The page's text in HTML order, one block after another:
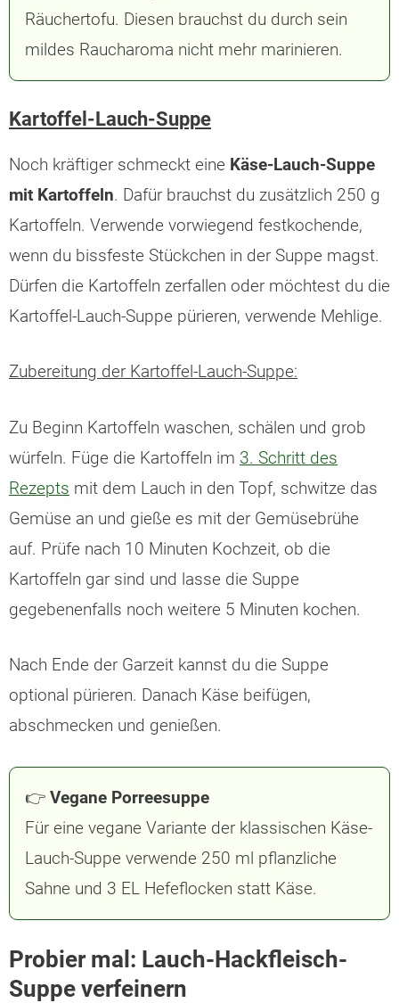
Räuchertofu. Diesen brauchst du durch sein
mildes Raucharoma nicht mehr marinieren.
Kartoffel-Lauch-Suppe
Noch kräftiger schmeckt eine Käse-Lauch-Suppe
mit Kartoffeln. Dafür brauchst du zusätzlich 250 g
Kartoffeln. Verwende vorwiegend festkochende,
wenn du bissfeste Stückchen in der Suppe magst.
Dürfen die Kartoffeln zerfallen oder möchtest du die
Kartoffel-Lauch-Suppe pürieren, verwende Mehlige.
Zubereitung der Kartoffel-Lauch-Suppe:
Zu Beginn Kartoffeln waschen, schälen und grob
würfeln. Füge die Kartoffeln im 3. Schritt des
Rezepts mit dem Lauch in den Topf, schwitze das
Gemüse an und gieße es mit der Gemüsebrühe
auf. Prüfe nach 10 Minuten Kochzeit, ob die
Kartoffeln gar sind und lasse die Suppe
gegebenenfalls noch weitere 5 Minuten kochen.
Nach Ende der Garzeit kannst du die Suppe
optional pürieren. Danach Käse beifügen,
abschmecken und genießen.
👉 Vegane Porreesuppe
Für eine vegane Variante der klassischen Käse-
Lauch-Suppe verwende 250 ml pflanzliche
Sahne und 3 EL Hefeflocken statt Käse.
Probier mal: Lauch-Hackfleisch-
Suppe verfeinern